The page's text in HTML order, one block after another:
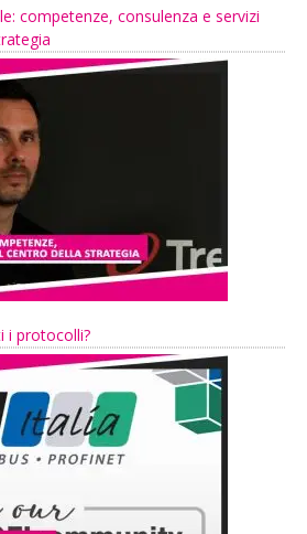
competenze, consulenza e servizi
i protocolli?